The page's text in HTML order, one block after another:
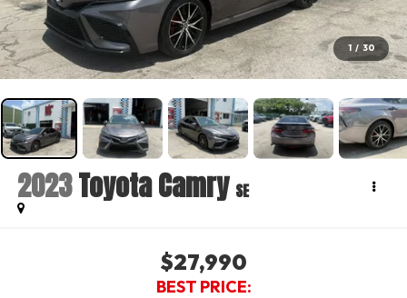
1 / 30
2023Toyota Camry SE
$27,990
BEST PRICE: